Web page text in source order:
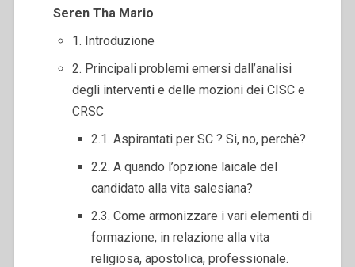
Seren Tha Mario
1. Introduzione
2. Principali problemi emersi dall’analisi
degli interventi e delle mozioni dei CISC e
CRSC
2.1. Aspirantati per SC ? Si, no, perchè?
2.2. A quando l’opzione laicale del
candidato alla vita salesiana?
2.3. Come armonizzare i vari elementi di
formazione, in relazione alla vita
religiosa, apostolica, professionale.